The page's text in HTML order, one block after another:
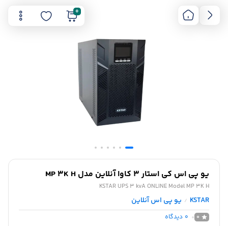
0
یو پی اس کی استار 3 کاوا آنلاین مدل MP 3K H
KSTAR UPS 3 kvA ONLINE Model MP 3K H
KSTAR
/ یو پی اس آنلاین
0
0 دیدگاه